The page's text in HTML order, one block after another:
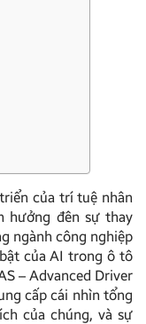
của trí tuệ nhân
hưởng đên sự thay
ngành công nghiệp
của AI trong ô tô
– Advanced Driver
cấp cái nhìn tổng
của chúng, và sự